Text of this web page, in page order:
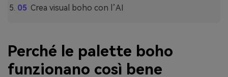
Crea visual boho con l’AI
Perché le palette boho
funzionano così bene